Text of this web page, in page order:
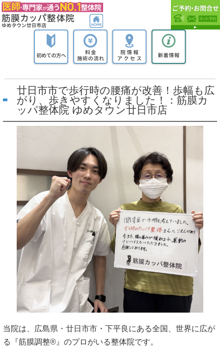
廿日市市で歩行時の腰痛が改善！歩幅も広
がり、歩きやすくなりました！：筋膜カ
ッパ整体院 ゆめタウン廿日市店
当院は、広島県・廿日市市・下平良にある全国、世界に広が
る『筋膜調整®︎』のプロがいる整体院です。